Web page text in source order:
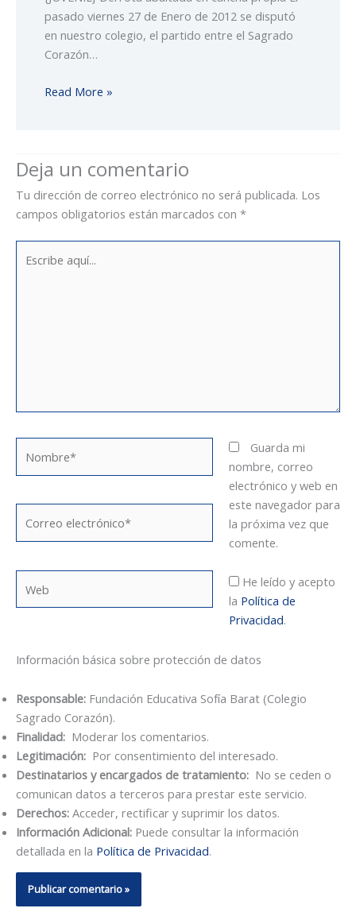
pasado viernes 27 de Enero de 2012 se disputó
en nuestro colegio, el partido entre el Sagrado
Corazón…
Read More »
Deja un comentario
Tu dirección de correo electrónico no será publicada. Los
campos obligatorios están marcados con *
aquí...
electrónico*
Guarda mi
nombre, correo
electrónico y web en
este navegador para
la próxima vez que
comente.
He leído y acepto
la Política de
Privacidad.
Información básica sobre protección de datos
Responsable: Fundación Educativa Sofía Barat (Colegio
Sagrado Corazón).
Finalidad: Moderar los comentarios.
Legitimación: Por consentimiento del interesado.
Destinatarios y encargados de tratamiento: No se ceden o
comunican datos a terceros para prestar este servicio.
Derechos: Acceder, rectificar y suprimir los datos.
Información Adicional: Puede consultar la información
detallada en la Política de Privacidad.